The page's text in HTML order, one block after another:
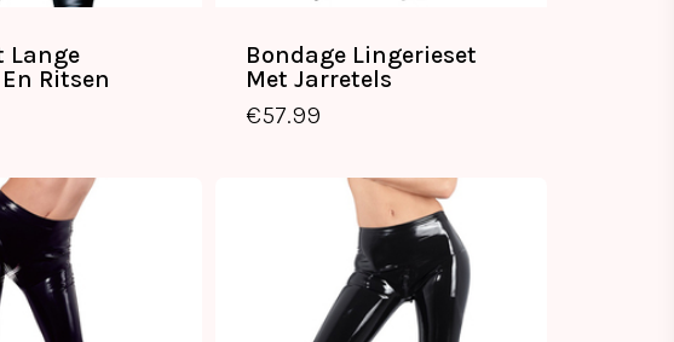
Lange
Ritsen
Bondage Lingerieset
Met Jarretels
€57.99